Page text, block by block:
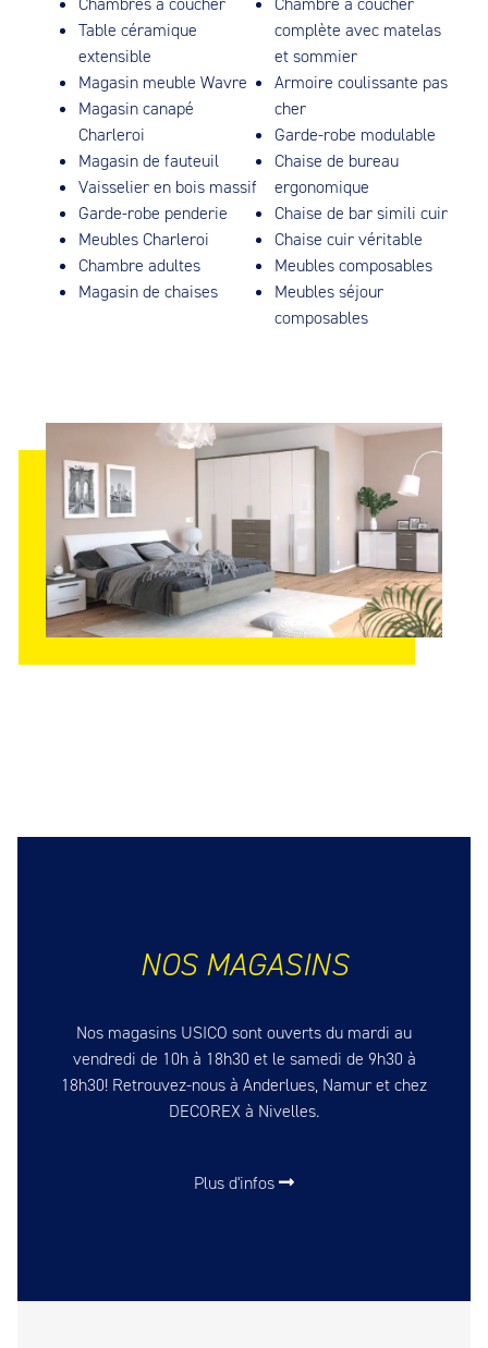
Table céramique
extensible
Magasin meuble Wavre
Magasin canapé
Charleroi
Magasin de fauteuil
Vaisselier en bois massif
Garde-robe penderie
Meubles Charleroi
Chambre adultes
Magasin de chaises
complète avec matelas
et sommier
Armoire coulissante pas
cher
Garde-robe modulable
Chaise de bureau
ergonomique
Chaise de bar simili cuir
Chaise cuir véritable
Meubles composables
Meubles séjour
composables
NOS MAGASINS
Nos magasins USICO sont ouverts du mardi au
vendredi de 10h à 18h30 et le samedi de 9h30 à
18h30! Retrouvez-nous à Anderlues, Namur et chez
DECOREX à Nivelles.
Plus d'infos